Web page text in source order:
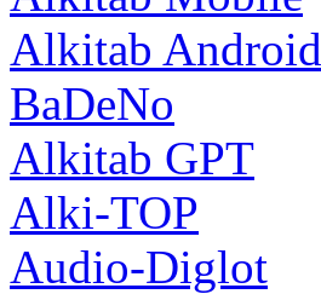
Alkitab Android
BaDeNo
Alkitab GPT
Alki-TOP
Audio-Diglot